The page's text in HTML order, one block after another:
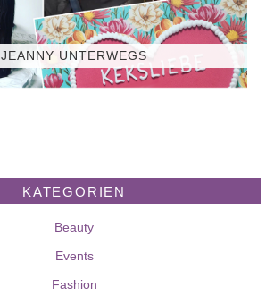
JEANNY UNTERWEGS
KATEGORIEN
Beauty
Events
Fashion